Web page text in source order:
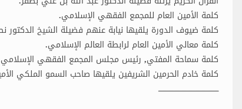
كلمة الأمين العام للمجمع الفقهي الإسلامي.
كلمة ضيوف الدورة يلقيها نيابة عنهم فضيلة الشيخ
كلمة معالي الأمين العام لرابطة العالم الإسلامي.
كلمة سماحة المفتي, رئيس مجلس المجمع الفقهي
كلمة خادم الحرمين الشريفين يلقيها صاحب السمو الملكي
ـــــــــــــــــــــــــــــــــــــــــــــــــــ